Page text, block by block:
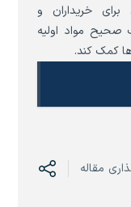
خریداران و
صحیح مواد اولیه
کمک کند.
مقاله